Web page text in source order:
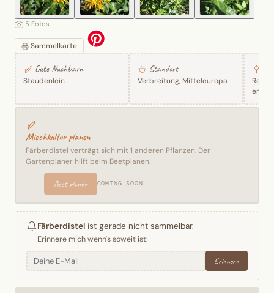
5 Fotos
Sammelkarte
Gute Nachbarn
Staudenlein
Standort
Verbreitung, Mitteleuropa
Mischkultur planen
Färberdistel verträgt sich mit 1 anderen Pflanzen. Der
Gartenplaner hilft beim Beetplanen.
Beet planen COMING SOON
Färberdistel ist gerade nicht sammelbar.
Erinnere mich wenn's soweit ist:
Erinnern